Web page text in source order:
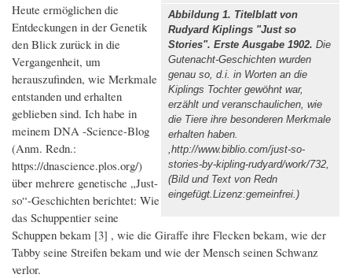
Abbildung 1. Titelblatt von
Rudyard Kiplings "Just so
Stories". Erste Ausgabe 1902. Die
Gutenacht-Geschichten wurden
genau so, d.i. in Worten an die
Kiplings Tochter gewöhnt war,
erzählt und veranschaulichen, wie
die Tiere ihre besonderen Merkmale
erhalten haben.
,http://www.biblio.com/just-so-
stories-by-kipling-rudyard/work/732,
(Bild und Text von Redn
eingefügt.Lizenz:gemeinfrei.)
Heute ermöglichen die
Entdeckungen in der Genetik
den Blick zurück in die
Vergangenheit, um
herauszufinden, wie Merkmale
entstanden und erhalten
geblieben sind. Ich habe in
meinem DNA -Science-Blog
(Anm. Redn.:
https://dnascience.plos.org/)
über mehrere genetische „Just-
so“-Geschichten berichtet: Wie
das Schuppentier seine
Schuppen bekam [3] , wie die Giraffe ihre Flecken bekam, wie der
Tabby seine Streifen bekam und wie der Mensch seinen Schwanz
verlor.